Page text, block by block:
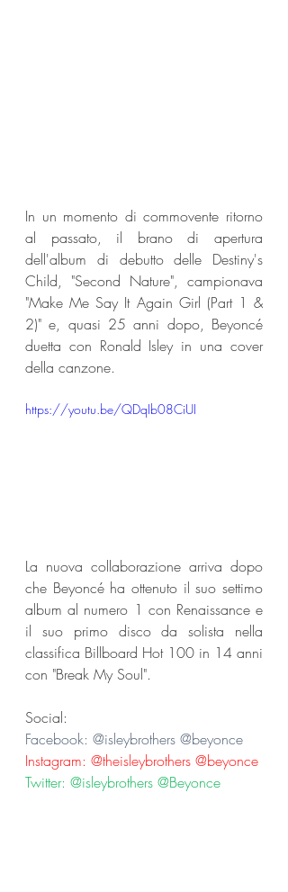
In un momento di commovente ritorno
al passato, il brano di apertura
dell'album di debutto delle Destiny's
Child, "Second Nature", campionava
"Make Me Say It Again Girl (Part 1 &
2)" e, quasi 25 anni dopo, Beyoncé
duetta con Ronald Isley in una cover
della canzone.
https://youtu.be/QDqIb08CiUI
La nuova collaborazione arriva dopo
che Beyoncé ha ottenuto il suo settimo
album al numero 1 con Renaissance e
il suo primo disco da solista nella
classifica Billboard Hot 100 in 14 anni
con "Break My Soul".
Social:
Facebook: @isleybrothers @beyonce
Instagram: @theisleybrothers @beyonce
Twitter: @isleybrothers @Beyonce